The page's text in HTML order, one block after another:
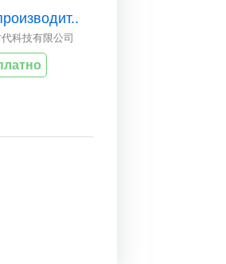
科技有限公司